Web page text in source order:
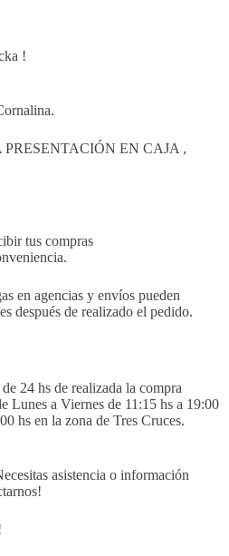
!
EN CAJA ,
tus compras
en agencias y envíos pueden
después de realizado el pedido.
24 hs de realizada la compra
Lunes a Viernes de 11:15 hs a 19:00
hs en la zona de Tres Cruces.
asistencia o información